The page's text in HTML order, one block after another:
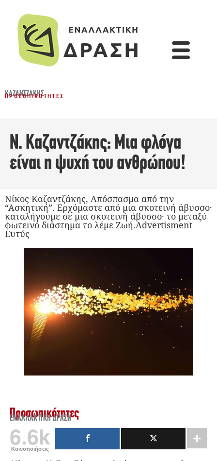
ΚΑΖΑΝΤΖΆΚΗΣ
ΠΡΟΣΩΠΙΚΌΤΗΤΕΣ
Ν. Καζαντζάκης: Μια φλόγα
είναι η ψυχή του ανθρώπου!
Νίκος Καζαντζάκης, Απόσπασμα από την
“Ασκητική”. Ερχόμαστε από μια σκοτεινή άβυσσο·
καταλήγουμε σε μια σκοτεινή άβυσσο· το μεταξύ
φωτεινό διάστημα το λέμε Ζωή.Advertisment
Ευτύς
Προσωπικότητες
ΕΝΑΛΛΑΚΤΙΚΉ ΔΡΆΣΗ
6.6k
Κοινοποιήσεις